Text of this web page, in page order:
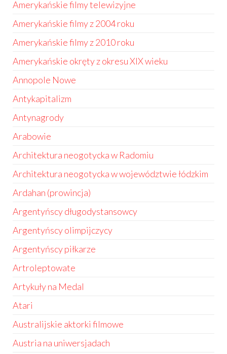
Amerykańskie filmy telewizyjne
Amerykańskie filmy z 2004 roku
Amerykańskie filmy z 2010 roku
Amerykańskie okręty z okresu XIX wieku
Annopole Nowe
Antykapitalizm
Antynagrody
Arabowie
Architektura neogotycka w Radomiu
Architektura neogotycka w województwie łódzkim
Ardahan (prowincja)
Argentyńscy długodystansowcy
Argentyńscy olimpijczycy
Argentyńscy piłkarze
Artroleptowate
Artykuły na Medal
Atari
Australijskie aktorki filmowe
Austria na uniwersjadach